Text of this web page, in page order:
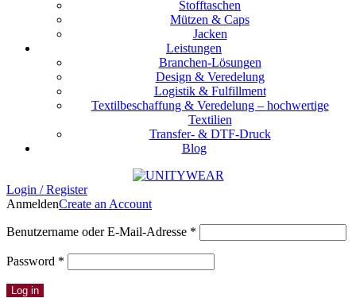
Stofftaschen
Mützen & Caps
Jacken
Leistungen
Branchen-Lösungen
Design & Veredelung
Logistik & Fulfillment
Textilbeschaffung & Veredelung – hochwertige
Textilien
Transfer- & DTF-Druck
Blog
Login / Register
AnmeldenCreate an Account
Benutzername oder E-Mail-Adresse *
Password *
Log in